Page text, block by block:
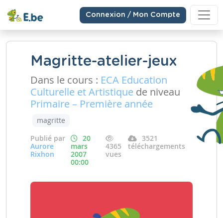
Connexion / Mon Compte
Magritte-atelier-jeux
Dans le cours : ECA Education
Culturelle et Artistique de niveau
Primaire – Première année
magritte
Publié par
Aurore
Rixhon
20
mars
2007
00:00
4365
vues
3521
téléchargements